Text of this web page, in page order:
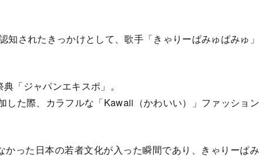
されたきっかけとして、歌手「きゃりーぱみゅぱみゅ」
「ジャパンエキスポ」。
した際、カラフルな「Kawaii（かわいい）」ファッション
った日本の若者文化が入った瞬間であり、きゃりーぱみ